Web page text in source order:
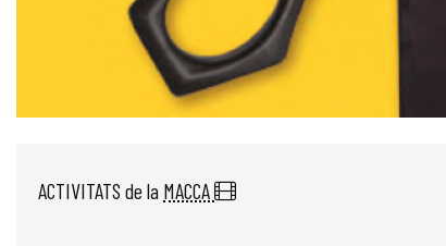
ACTIVITATS de la MACCA